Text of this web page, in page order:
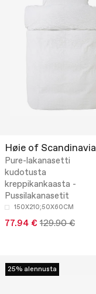
Høie of Scandinavia
Pure-lakanasetti
kudotusta
kreppikankaasta -
Pussilakanasetit
150X210;50X60CM
77.94 € 129.90 €
25% alennusta